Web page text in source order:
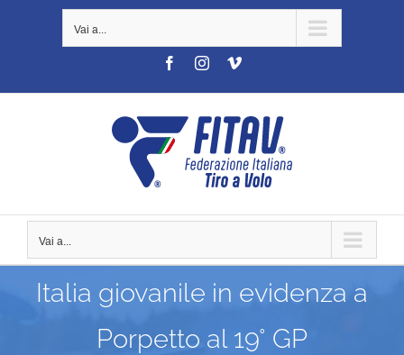
Vai a...
FacebookInstagramVimeo
Vai a...
Italia giovanile in evidenza a
Porpetto al 19° GP